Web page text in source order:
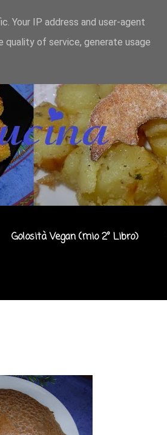
Golosità Vegan (mio 2° Libro)
Your IP address and user-agent
quality of service, generate usage